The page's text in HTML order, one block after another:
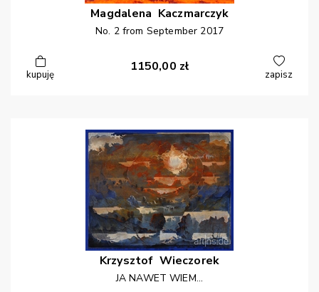
Magdalena Kaczmarczyk
No. 2 from September 2017
kupuję
1150,00 zł
zapisz
Krzysztof Wieczorek
JA NAWET WIEM...